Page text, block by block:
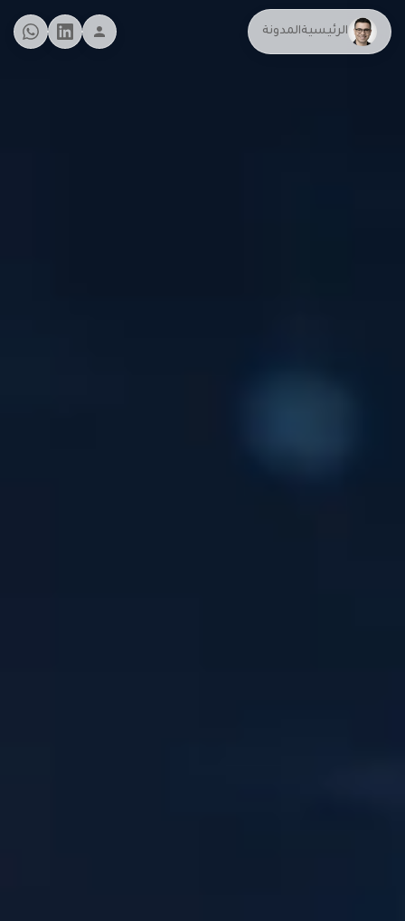
الرئيسيةالمدونة